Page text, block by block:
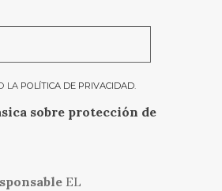
LA POLÍTICA DE PRIVACIDAD.
sobre protección de
EL